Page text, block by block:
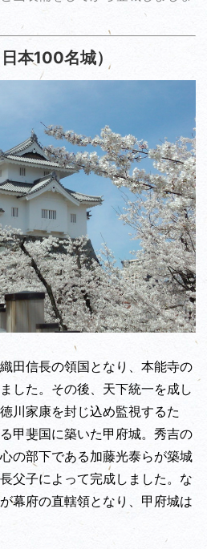
本100名城）
田信長の領国となり、本能寺の
した。その後、天下統一を成し
川家康を封じ込め監視するた
甲斐国に築いた甲府城。秀吉の
の部下である加藤光泰らが築城
父子によって完成しました。な
幕府の直轄領となり、甲府城は